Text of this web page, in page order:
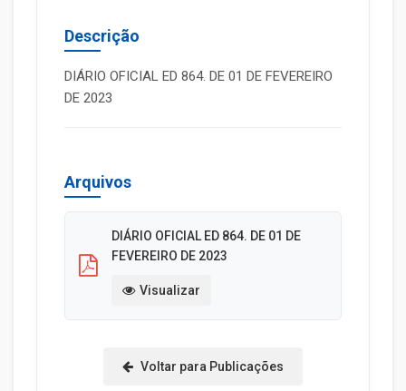
Descrição
DIÁRIO OFICIAL ED 864. DE 01 DE FEVEREIRO
DE 2023
Arquivos
DIÁRIO OFICIAL ED 864. DE 01 DE
FEVEREIRO DE 2023
Visualizar
Voltar para Publicações